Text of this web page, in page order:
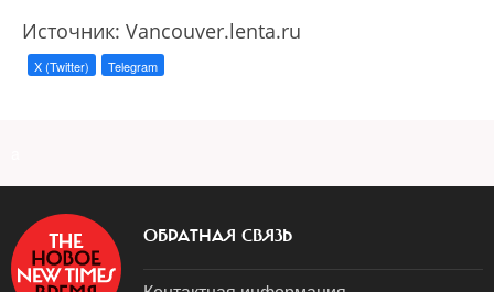
Источник: Vancouver.lenta.ru
X (Twitter) Telegram
ОБРАТНАЯ СВЯЗЬ